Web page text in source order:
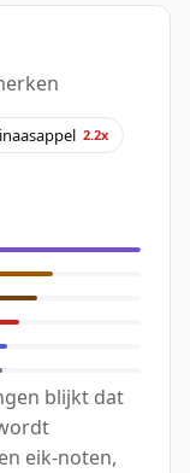
2.2x
blijkt dat
eik-noten,